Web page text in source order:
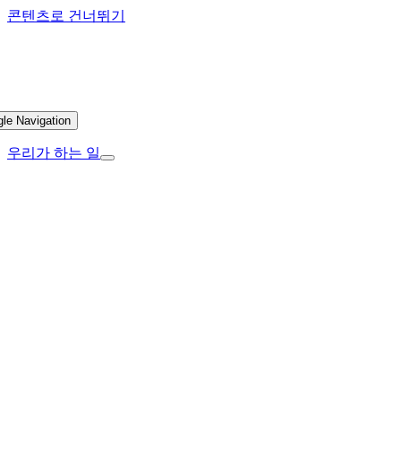
콘텐츠로 건너뛰기
Navigation
우리가 하는 일